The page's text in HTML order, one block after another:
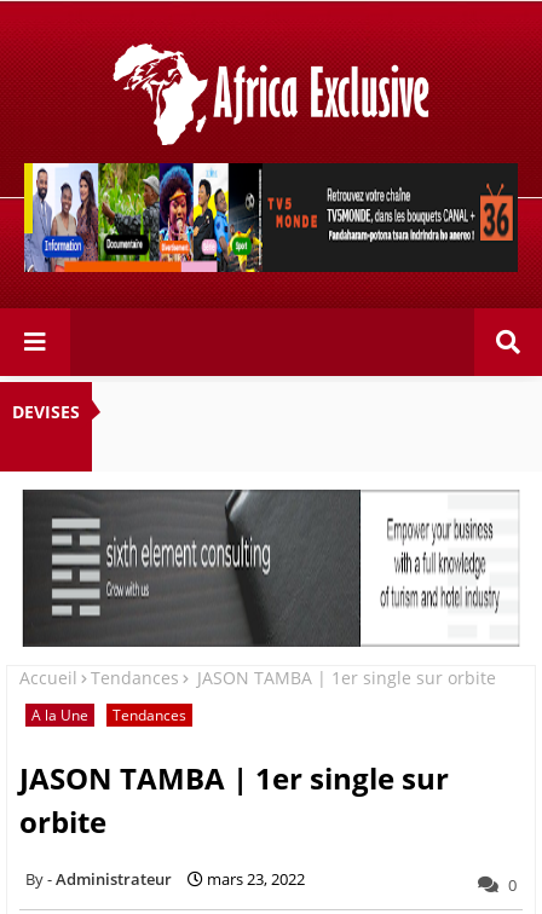
Retrouvez votre chaîne @TV5MONDE, dans les bouquets
CANAL+ 36 . Fandaharam-potoana tsara indrindra ho
anareo!
DEVISES
Accueil Tendances JASON TAMBA | 1er single sur orbite
A la Une Tendances
JASON TAMBA | 1er single sur
orbite
Administrateur mars 23, 2022 0